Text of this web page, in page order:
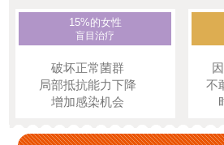
15%的女性
盲目治疗
破坏正常菌群
局部抵抗能力下降
增加感染机会
不